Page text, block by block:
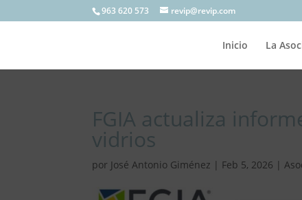
963 620 573 revip@revip.com
Inicio La
FGIA actualiza
vidrios
por José Antonio Giménez | Feb 5, 2026 |